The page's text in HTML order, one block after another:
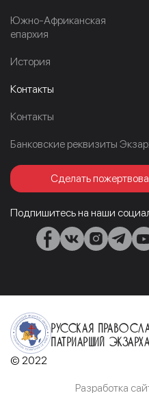
Южно-Африканская
епархия
История
Контакты
Контакты
Банковские реквизиты
Сделать
Подпишитесь на наши
Русская
Патриарший
© 2022
Разработка